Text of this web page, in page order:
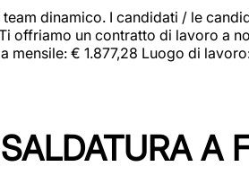
dinamico. I candidati / le
offriamo un contratto di lavoro a
€ 1.877,28 Luogo di
A